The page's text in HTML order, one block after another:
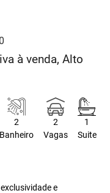
à venda, Alto
2
Banheiro
2
Vagas
1
Suite
e